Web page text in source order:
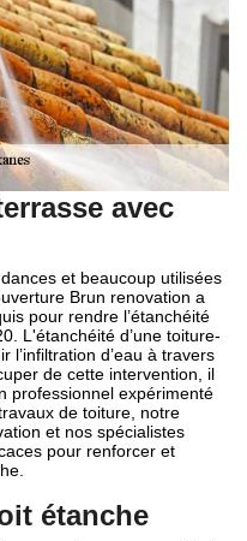
avec
et beaucoup utilisées
Brun renovation a
pour rendre l’étanchéité
L'étanchéité d’une toiture-
l’infiltration d’eau à travers
de cette intervention, il
professionnel expérimenté
de toiture, notre
et nos spécialistes
pour renforcer et
étanche